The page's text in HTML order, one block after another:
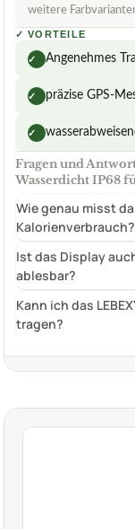
weitere
✓ VORTEILE
✓ Angenehmes
✓ präzise GPS-
✓
Fragen und
Wasserdicht IP68
Wie genau misst
Kalorienverbrauch?
Ist das Display
ablesbar?
Kann ich das
tragen?